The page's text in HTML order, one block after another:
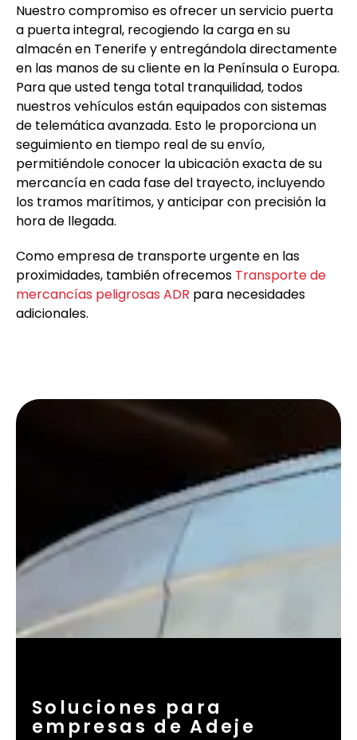
Nuestro compromiso es ofrecer un servicio puerta
a puerta integral, recogiendo la carga en su
almacén en Tenerife y entregándola directamente
en las manos de su cliente en la Península o Europa.
Para que usted tenga total tranquilidad, todos
nuestros vehículos están equipados con sistemas
de telemática avanzada. Esto le proporciona un
seguimiento en tiempo real de su envío,
permitiéndole conocer la ubicación exacta de su
mercancía en cada fase del trayecto, incluyendo
los tramos marítimos, y anticipar con precisión la
hora de llegada.
Como empresa de transporte urgente en las
proximidades, también ofrecemos Transporte de
mercancías peligrosas ADR para necesidades
adicionales.
Soluciones para
empresas de Adeje